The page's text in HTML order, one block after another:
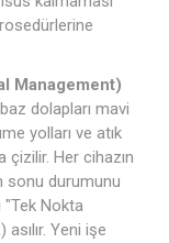
Management)
dolapları mavi
yolları ve atık
çizilir. Her cihazın
sonu durumunu
"Tek Nokta
Yeni işe